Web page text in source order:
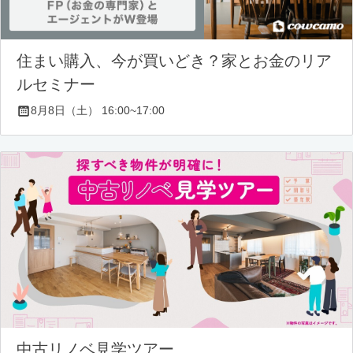
住まい購入、今が買いどき？家とお金のリア
ルセミナー
8月8日（土） 16:00~17:00
中古リノベ見学ツアー